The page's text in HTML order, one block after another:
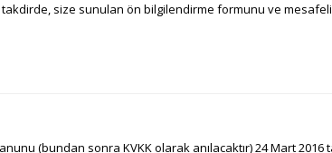
size sunulan ön bilgilendirme formunu ve mesafeli
(bundan sonra KVKK olarak anılacaktır) 24 Mart